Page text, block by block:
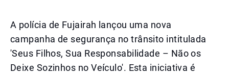
A polícia de Fujairah lançou uma nova
campanha de segurança no trânsito intitulada
'Seus Filhos, Sua Responsabilidade – Não os
Deixe Sozinhos no Veículo'. Esta iniciativa é